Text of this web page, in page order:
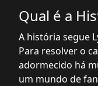
Qual é a
A história segue
Para resolver o
adormecido há
um mundo de